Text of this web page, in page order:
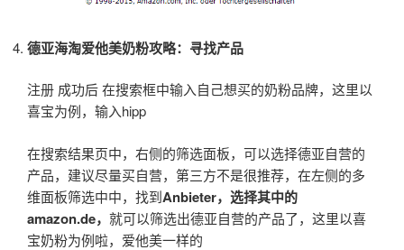
德亚海淘爱他美奶粉攻略：寻找产品
注册 成功后 在搜索框中输入自己想买的奶粉品牌，这里以
喜宝为例，输入hipp
在搜索结果页中，右侧的筛选面板，可以选择德亚自营的
产品，建议尽量买自营，第三方不是很推荐，在左侧的多
维面板筛选中中，找到Anbieter，选择其中的
amazon.de， 就可以筛选出德亚自营的产品了，这里以喜
宝奶粉为例啦，爱他美一样的